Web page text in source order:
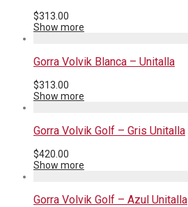
$313.00
Show more
Gorra Volvik Blanca – Unitalla
$313.00
Show more
Gorra Volvik Golf – Gris Unitalla
$420.00
Show more
Gorra Volvik Golf – Azul Unitalla